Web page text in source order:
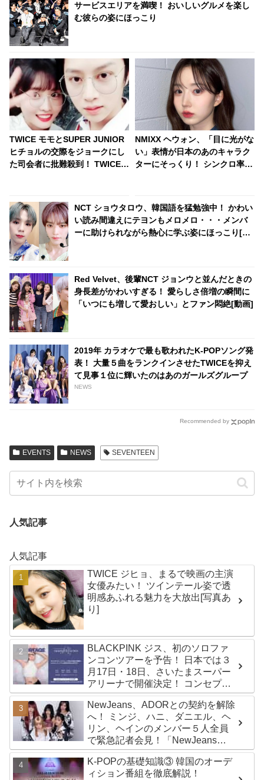
サービスエリアを満喫！ おいしいグルメを楽し
む彼らの姿にほっこり
TWICE モモとSUPER JUNIOR
ヒチョルの交際をジョークにし
た司会者に批難殺到！ TWICE
NMIXX ヘウォン、「目に光がな
い」表情が日本のあのキャラク
ターにそっくり！ シンクロ率
NCT ショウタロウ、韓国語を猛勉強中！ かわい
い読み間違えにテヨンもメロメロ・・・メンバ
ーに助けられながら熱心に学ぶ姿にほっこり[動
Red Velvet、後輩NCT ジョンウと並んだときの
身長差がかわいすぎる！ 愛らしさ倍増の瞬間に
「いつにも増して愛おしい」とファン悶絶[動画]
2019年 カラオケで最も歌われたK-POPソング発
表！ 大量５曲をランクインさせたTWICEを抑え
て見事１位に輝いたのはあのガールズグループ
NEWS
Recommended by
EVENTS NEWS SEVENTEEN
人気記事
人気記事
TWICE ジヒョ、まるで映画の主演
女優みたい！ ツインテール姿で透
明感あふれる魅力を大放出[写真あ
り]
BLACKPINK ジス、初のソロファ
ンコンツアーを予告！ 日本では３
月17日・18日、さいたまスーパー
アリーナで開催決定！ コンセプト
は“愛のカケラ”！？ 14日には新ア
ルバム『AMORTAGE』もリリース
NewJeans、ADORとの契約を解除
へ！ ミンジ、ハニ、ダニエル、ヘ
リン、ヘインのメンバー５人全員
で緊急記者会見！「NewJeans
never dies!」と微笑みの宣言！
ADOR側、2029年まで契約有効と
主張
K-POPの基礎知識③ 韓国のオーデ
ィション番組を徹底解説！